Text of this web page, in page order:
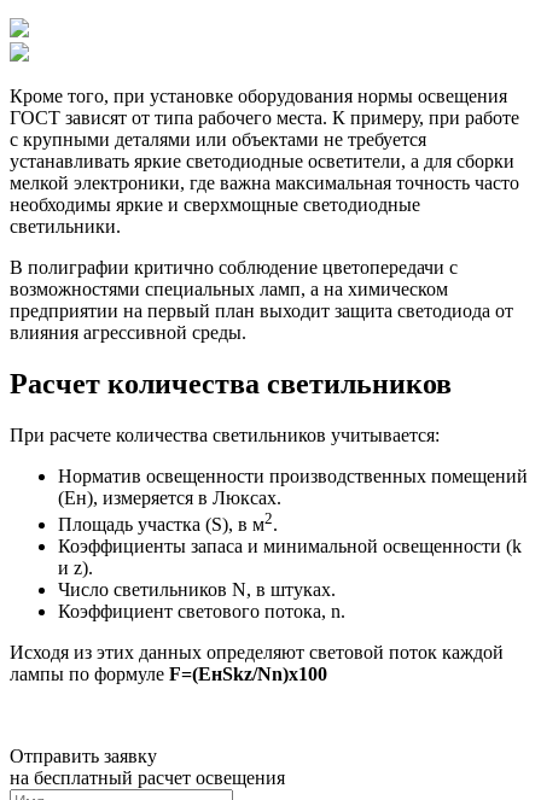
Кроме того, при установке оборудования нормы освещения
ГОСТ зависят от типа рабочего места. К примеру, при работе
с крупными деталями или объектами не требуется
устанавливать яркие светодиодные осветители, а для сборки
мелкой электроники, где важна максимальная точность часто
необходимы яркие и сверхмощные светодиодные
светильники.
В полиграфии критично соблюдение цветопередачи с
возможностями специальных ламп, а на химическом
предприятии на первый план выходит защита светодиода от
влияния агрессивной среды.
Расчет количества светильников
При расчете количества светильников учитывается:
Норматив освещенности производственных помещений
(Ен), измеряется в Люксах.
Площадь участка (S), в м2.
Коэффициенты запаса и минимальной освещенности (k
и z).
Число светильников N, в штуках.
Коэффициент светового потока, n.
Исходя из этих данных определяют световой поток каждой
лампы по формуле F=(EнSkz/Nn)х100
Отправить заявку
на бесплатный расчет освещения